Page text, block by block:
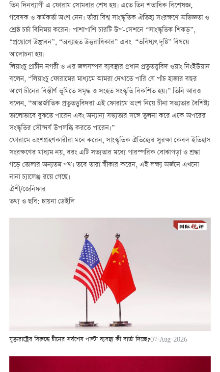
তিন দিনব্যাপী এ ফোরাম সোমবার শেষ হয়। এতে তিন শতাধিক বিশেষজ্ঞ,
গবেষক ও কর্মকর্তা অংশ নেন। তাঁরা বিশ্ব সাংস্কৃতিক ঐতিহ্য সংরক্ষণে অভিজ্ঞতা ও
শ্রেষ্ঠ চর্চা বিনিময় করেন। পাশাপাশি চারটি উপ-সেশনে “সাংস্কৃতিক শিকড়”,
“প্রয়োগে উদ্ভাবন”, “অব্যাহত উত্তরাধিকার” এবং “ভবিষ্যৎ দৃষ্টি” বিষয়ে
আলোচনা হয়।
লিয়াংচু প্রাচীন নগরী ও এর জলসম্পদ ব্যবস্থার প্রধান প্রত্নতত্ত্ববিদ ওয়াং নিংইউয়ান
বলেন, “লিয়াংচু ফোরামের মাধ্যমে আমরা দেখাতে পারি যে পাঁচ হাজার বছর
আগে চীনের বিস্তীর্ণ ভূমিতে সমৃদ্ধ ও সংহত সংস্কৃতি বিকশিত হয়।” তিনি আরও
বলেন, “আন্তর্জাতিক প্রত্নতত্ত্ববিদরা এই ফোরামে অংশ নিয়ে চীনা সভ্যতার বৈশিষ্ট্য
ভালোভাবে বুঝতে পারেন এবং অন্যান্য সভ্যতার সঙ্গে তুলনা করে একে অপরের
সংস্কৃতির সৌন্দর্য উপলব্ধি করতে পারেন।”
ফোরামে অংশগ্রহণকারীরা মনে করেন, সাংস্কৃতিক ঐতিহ্যের সুরক্ষা কেবল ইতিহাস
সংরক্ষণের মাধ্যম নয়, বরং এটি সভ্যতার মধ্যে পারস্পরিক বোঝাপড়া ও শ্রদ্ধা
গড়ে তোলার অন্যতম পথ। তবে তারা স্বীকার করেন, এই লক্ষ্য অর্জনে এখনো
নানা চ্যালেঞ্জ রয়ে গেছে।
ঐশী/জেনিফার
তথ্য ও ছবি: চায়না ডেইলি
যুক্তরাষ্ট্রের বিরুদ্ধে চীনের সর্বশেষ পাল্টা ব্যবস্থা কী বার্তা দিচ্ছে?07-Aug-2026